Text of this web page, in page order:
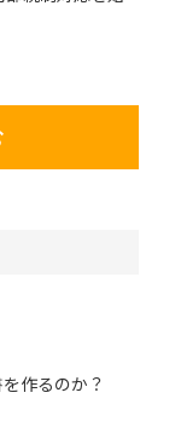
作るのか？